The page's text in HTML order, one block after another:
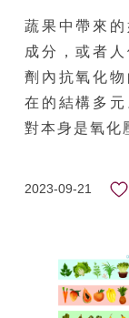
蔬果中帶來
成分，或者
劑內抗氧化
在的結構多
對本身是氧化
2023-09-21